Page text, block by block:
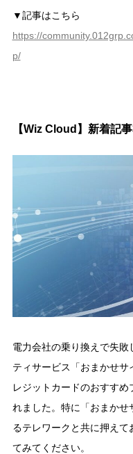
▼記事はこちら
https://
p/
【Wiz Cloud】新着記
電力会社の乗り換えで失敗
ティサービス「おまかせ
レジットカードのおすす
れました。特に「おまか
るテレワークと共に押え
てみてください。